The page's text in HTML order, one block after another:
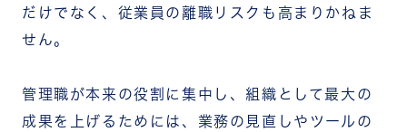
だけでなく、従業員の離職リスクも高まりかねま
せん。
管理職が本来の役割に集中し、組織として最大の
成果を上げるためには、業務の見直しやツールの